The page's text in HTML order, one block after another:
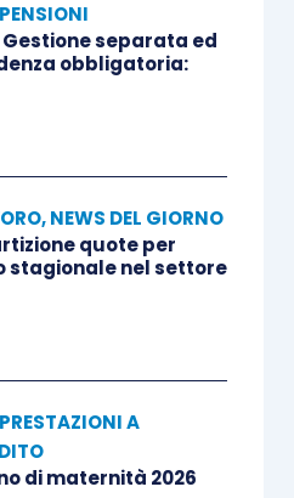
PENSIONI
separata ed
obbligatoria:
,NEWS DEL GIORNO
quote per
stagionale nel settore
PRESTAZIONI A
di maternità 2026